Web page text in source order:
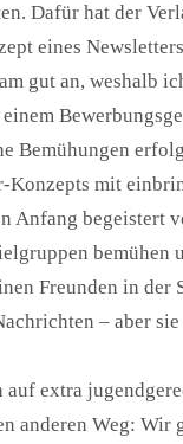
Dafür hat der
eines
gut an, weshalb
Bemühungen
Konzepts mit
Anfang begeistert
bemühen
Freunden in der
– aber
auf extra
anderen Weg: Wir